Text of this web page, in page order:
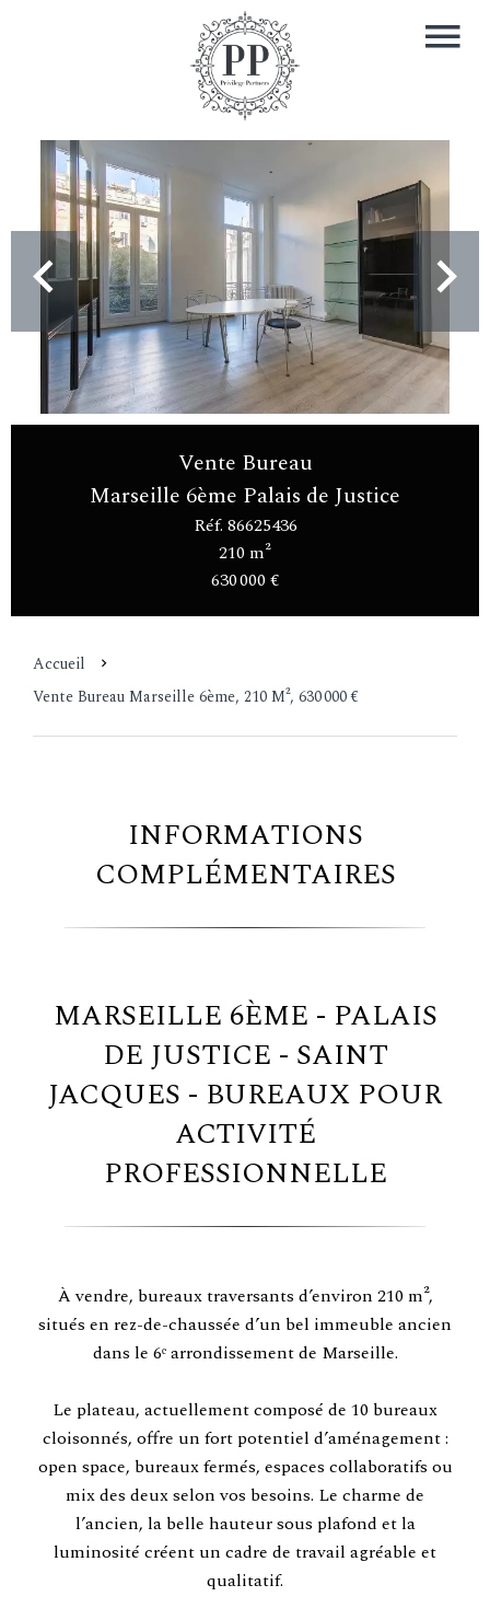
Vente Bureau
Marseille 6ème Palais de Justice
Réf. 86625436
210 m²
630 000 €
Accueil
Vente Bureau Marseille 6ème, 210 M², 630 000 €
INFORMATIONS
COMPLÉMENTAIRES
MARSEILLE 6ÈME - PALAIS
DE JUSTICE - SAINT
JACQUES - BUREAUX POUR
ACTIVITÉ
PROFESSIONNELLE
À vendre, bureaux traversants d’environ 210 m²,
situés en rez-de-chaussée d’un bel immeuble ancien
dans le 6ᵉ arrondissement de Marseille.
Le plateau, actuellement composé de 10 bureaux
cloisonnés, offre un fort potentiel d’aménagement :
open space, bureaux fermés, espaces collaboratifs ou
mix des deux selon vos besoins. Le charme de
l’ancien, la belle hauteur sous plafond et la
luminosité créent un cadre de travail agréable et
qualitatif.